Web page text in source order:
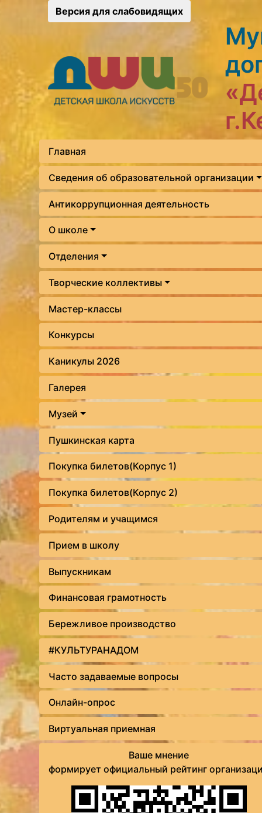
Версия для слабовидящих
Главная
Сведения об образовательной организации
Антикоррупционная деятельность
О школе
Отделения
Творческие коллективы
Мастер-классы
Конкурсы
Каникулы 2026
Галерея
Музей
Пушкинская карта
Покупка билетов(Корпус 1)
Покупка билетов(Корпус 2)
Родителям и учащимся
Прием в школу
Выпускникам
Финансовая грамотность
Бережливое производство
#КУЛЬТУРАНАДОМ
Часто задаваемые вопросы
Онлайн-опрос
Виртуальная приемная
Ваше мнение
формирует официальный рейтинг